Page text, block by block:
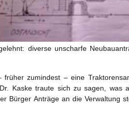
diverse unscharfe
zumindest – eine
Kaske traute sich zu sagen, was
Bürger Anträge an die Verwaltung